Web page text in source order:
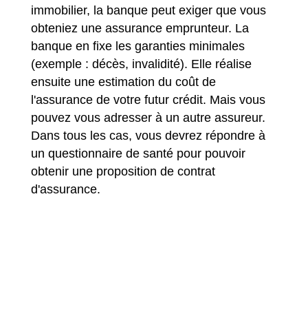
immobilier, la banque peut exiger que vous
obteniez une assurance emprunteur. La
banque en fixe les garanties minimales
(exemple : décès, invalidité). Elle réalise
ensuite une estimation du coût de
l'assurance de votre futur crédit. Mais vous
pouvez vous adresser à un autre assureur.
Dans tous les cas, vous devrez répondre à
un questionnaire de santé pour pouvoir
obtenir une proposition de contrat
d'assurance.